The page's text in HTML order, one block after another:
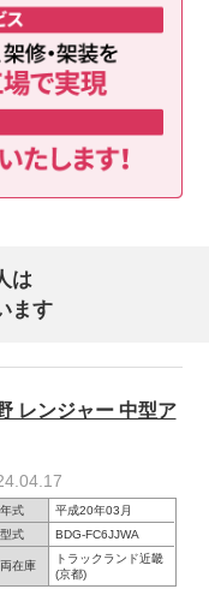
は
ます
レンジャー 中型ア
年式
平成20年03月
型式
BDG-FC6JJWA
在庫
トラックランド近畿
(京都)